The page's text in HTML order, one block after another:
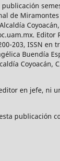
de Miramontes
Editor
203, ISSN
Buendía
Coyoacán,
en jefe, ni
publicación